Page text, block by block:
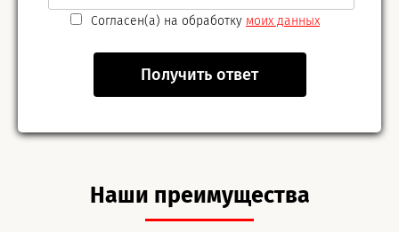
Наши преимущества
Согласен(а) на обработку моих данных
Получить ответ